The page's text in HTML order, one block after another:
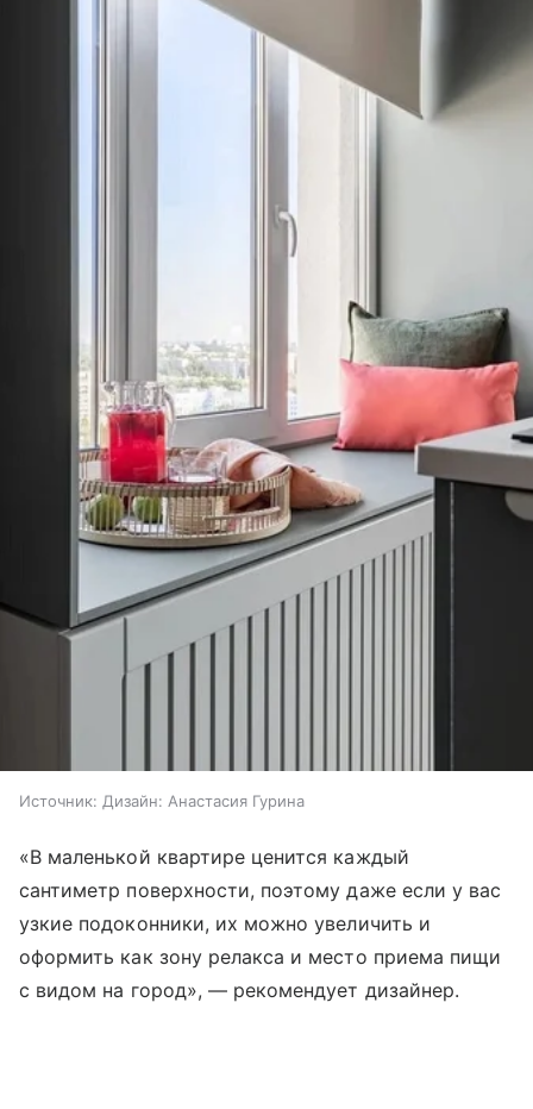
Источник: Дизайн: Анастасия Гурина
«В маленькой квартире ценится каждый
сантиметр поверхности, поэтому даже если у вас
узкие подоконники, их можно увеличить и
оформить как зону релакса и место приема пищи
с видом на город», — рекомендует дизайнер.